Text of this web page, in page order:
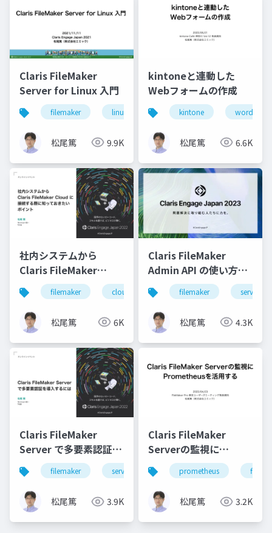
Claris FileMaker
Server for Linux 入門
filemaker linux server
松尾篤 9.9K
kintoneと連動した
Webフォームの作成
kintone wordpress
松尾篤 6.6K
社内システムから
Claris FileMaker
Cloud に接続する際に
知っておきたいポイン
ト
filemaker cloud
松尾篤 6K
Claris FileMaker
Admin API の使い方と
最新情報filemaker server
松尾篤 4.3K
Claris FileMaker
Server で多要素認証を
導入するには
filemaker server security mfa
松尾篤 3.9K
Claris FileMaker
Serverの監視に
Prometheusを活用す
る
prometheus
松尾篤 3.2K